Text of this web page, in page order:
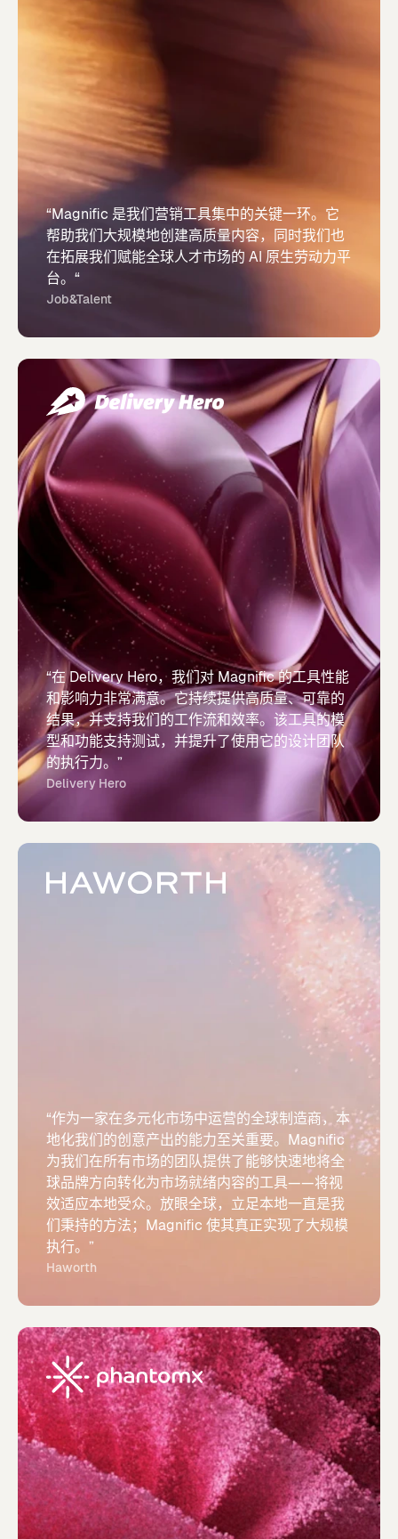
“Magnific 是我们营销工具集中的关键一环。它
帮助我们大规模地创建高质量内容，同时我们也
在拓展我们赋能全球人才市场的 AI 原生劳动力平
台。“
Job&Talent
“在 Delivery Hero，我们对 Magnific 的工具性能
和影响力非常满意。它持续提供高质量、可靠的
结果，并支持我们的工作流和效率。该工具的模
型和功能支持测试，并提升了使用它的设计团队
的执行力。”
Delivery Hero
“作为一家在多元化市场中运营的全球制造商，本
地化我们的创意产出的能力至关重要。Magnific
为我们在所有市场的团队提供了能够快速地将全
球品牌方向转化为市场就绪内容的工具——将视
效适应本地受众。放眼全球，立足本地一直是我
们秉持的方法；Magnific 使其真正实现了大规模
执行。”
Haworth